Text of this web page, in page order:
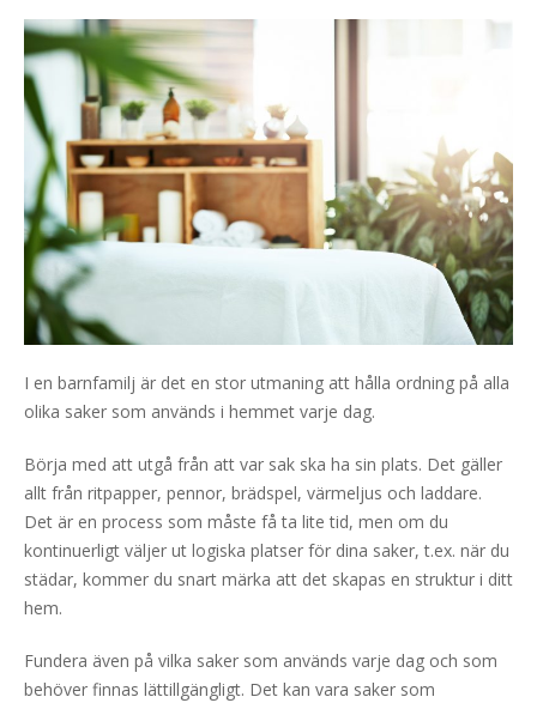
I en barnfamilj är det en stor utmaning att hålla ordning på alla
olika saker som används i hemmet varje dag.
Börja med att utgå från att var sak ska ha sin plats. Det gäller
allt från ritpapper, pennor, brädspel, värmeljus och laddare.
Det är en process som måste få ta lite tid, men om du
kontinuerligt väljer ut logiska platser för dina saker, t.ex. när du
städar, kommer du snart märka att det skapas en struktur i ditt
hem.
Fundera även på vilka saker som används varje dag och som
behöver finnas lättillgängligt. Det kan vara saker som